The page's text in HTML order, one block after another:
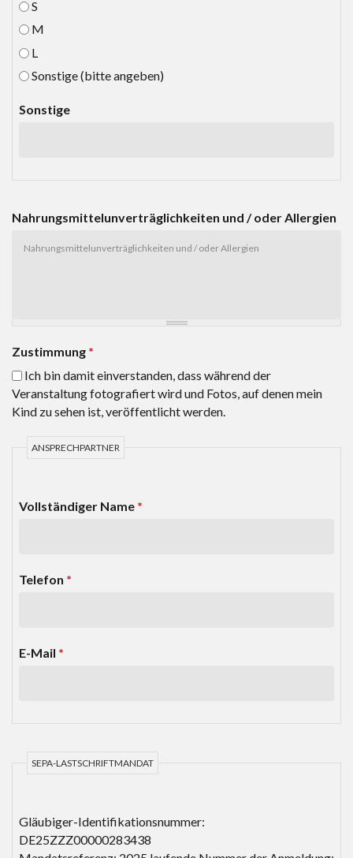
S
M
L
Sonstige (bitte angeben)
Sonstige
Nahrungsmittelunverträglichkeiten und / oder Allergien
Zustimmung *
Ich bin damit einverstanden, dass während der
Veranstaltung fotografiert wird und Fotos, auf denen mein
Kind zu sehen ist, veröffentlicht werden.
ANSPRECHPARTNER
Vollständiger Name *
Telefon *
E-Mail *
SEPA-LASTSCHRIFTMANDAT
Gläubiger-Identifikationsnummer:
DE25ZZZ00000283438